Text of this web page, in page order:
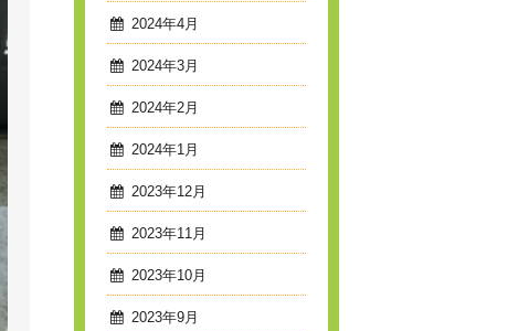
2024年4月
2024年3月
2024年2月
2024年1月
2023年12月
2023年11月
2023年10月
2023年9月